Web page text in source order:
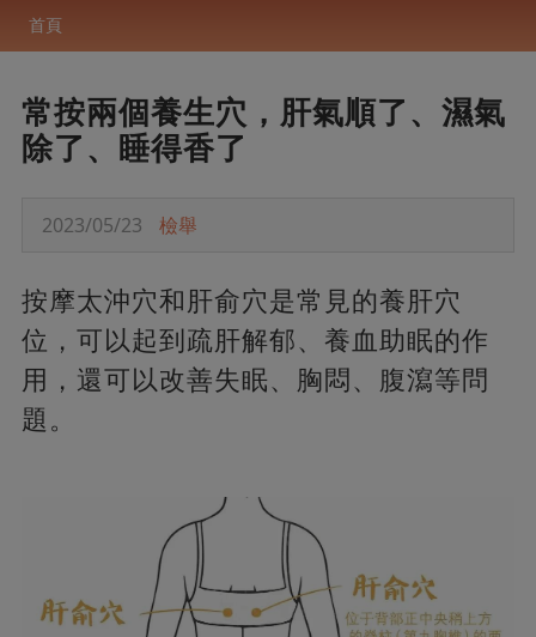
首頁
常按兩個養生穴，肝氣順了、濕氣
除了、睡得香了
2023/05/23 檢舉
按摩太沖穴和肝俞穴是常見的養肝穴
位，可以起到疏肝解郁、養血助眠的作
用，還可以改善失眠、胸悶、腹瀉等問
題。